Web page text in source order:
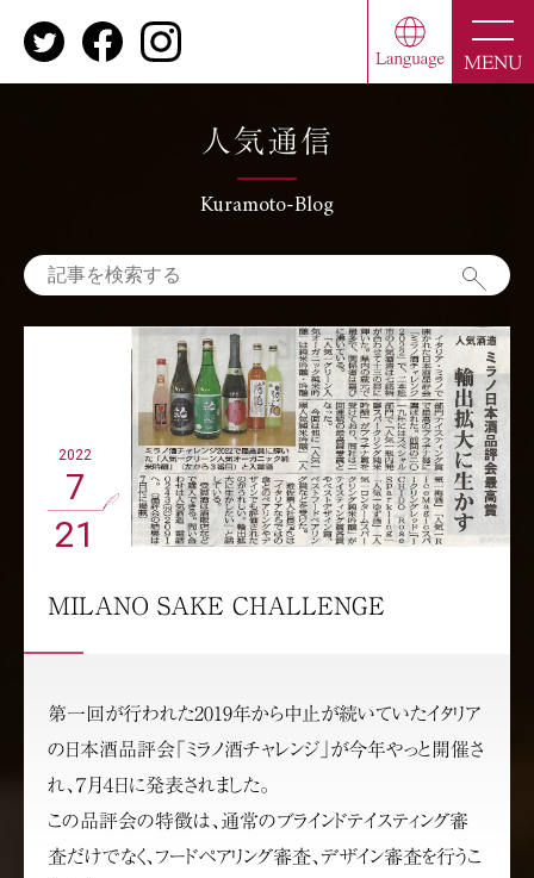
MENU
人気通信
Kuramoto-Blog
2022
7
21
MILANO SAKE CHALLENGE
第一回が行われた2019年から中止が続いていたイタリア
の日本酒品評会「ミラノ酒チャレンジ」が今年やっと開催さ
れ、７月４日に発表されました。
この品評会の特徴は、通常のブラインドテイスティング審
査だけでなく、フードペアリング審査、デザイン審査を行うこ